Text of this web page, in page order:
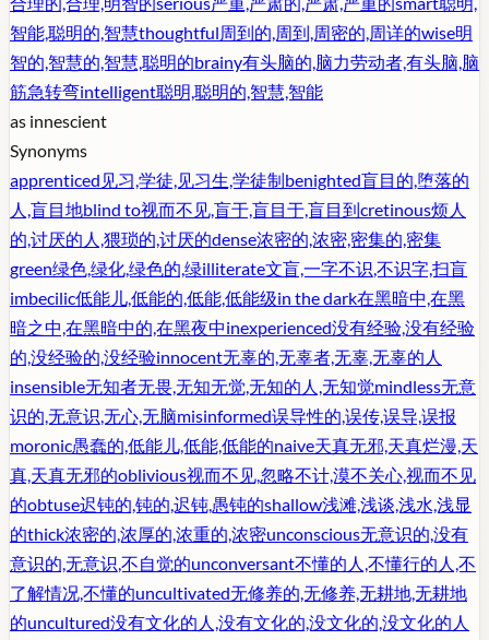
智能,聪明的,智慧thoughtful周到的,周到,周密的,周详的wise明
智的,智慧的,智慧,聪明的brainy有头脑的,脑力劳动者,有头脑,脑
筋急转弯intelligent聪明,聪明的,智慧,智能
as innescient
Synonyms
apprenticed 见习,学徒,见习生,学徒制benighted盲目的,堕落的
人,盲目地blind to视而不见,盲于,盲目于,盲目到cretinous烦人
的,讨厌的人,猥琐的,讨厌的dense浓密的,浓密,密集的,密集
green绿色,绿化,绿色的,绿illiterate文盲,一字不识,不识字,扫盲
imbecilic低能儿,低能的,低能,低能级in the dark在黑暗中,在黑
暗之中,在黑暗中的,在黑夜中inexperienced没有经验,没有经验
的,没经验的,没经验innocent无辜的,无辜者,无辜,无辜的人
insensible无知者无畏,无知无觉,无知的人,无知觉mindless无意
识的,无意识,无心,无脑misinformed误导性的,误传,误导,误报
moronic愚蠢的,低能儿,低能,低能的naive天真无邪,天真烂漫,天
真,天真无邪的oblivious视而不见,忽略不计,漠不关心,视而不见
的obtuse迟钝的,钝的,迟钝,愚钝的shallow浅滩,浅谈,浅水,浅显
的thick浓密的,浓厚的,浓重的,浓密unconscious无意识的,没有
意识的,无意识,不自觉的unconversant不懂的人,不懂行的人,不
了解情况,不懂的uncultivated无修养的,无修养,无耕地,无耕地
的uncultured没有文化的人,没有文化的,没文化的,没文化的人